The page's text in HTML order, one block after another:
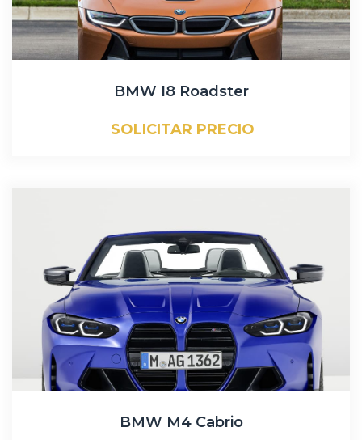
BMW I8 Roadster
SOLICITAR PRECIO
BMW M4 Cabrio